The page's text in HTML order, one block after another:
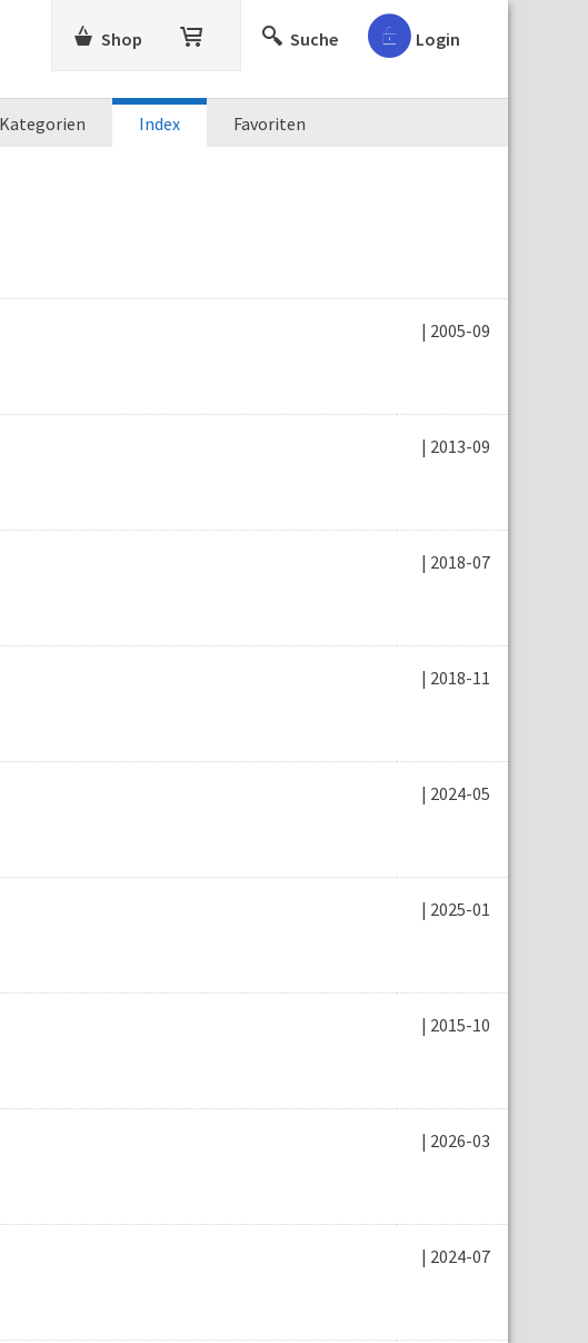
Shop Suche Login
Kategorien Index Favoriten
| 2005-09
| 2013-09
| 2018-07
| 2018-11
| 2024-05
| 2025-01
| 2015-10
| 2026-03
| 2024-07